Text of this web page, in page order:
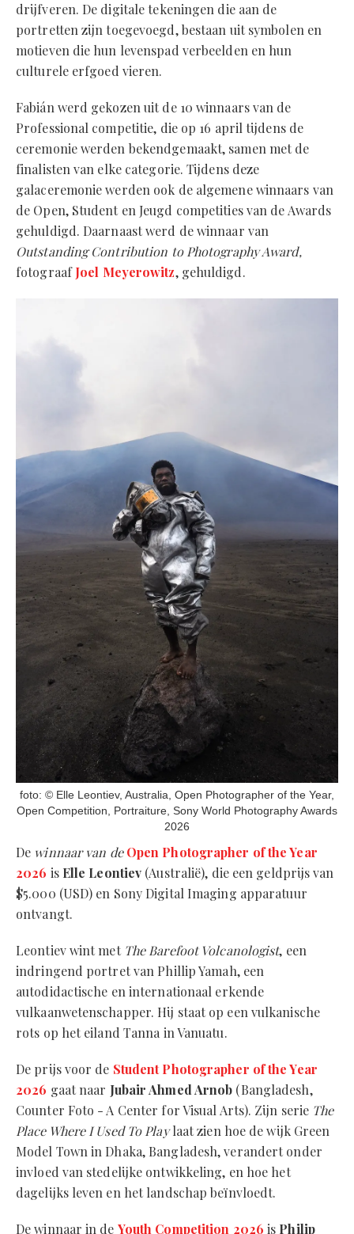
drijfveren. De digitale tekeningen die aan de
portretten zijn toegevoegd, bestaan uit symbolen en
motieven die hun levenspad verbeelden en hun
culturele erfgoed vieren.
Fabián werd gekozen uit de 10 winnaars van de
Professional competitie, die op 16 april tijdens de
ceremonie werden bekendgemaakt, samen met de
finalisten van elke categorie. Tijdens deze
galaceremonie werden ook de algemene winnaars van
de Open, Student en Jeugd competities van de Awards
gehuldigd. Daarnaast werd de winnaar van
Outstanding Contribution to Photography Award,
fotograafJoel Meyerowitz, gehuldigd.
foto: © Elle Leontiev, Australia, Open Photographer of the Year,
Open Competition, Portraiture, Sony World Photography Awards
2026
De winnaar van deOpen Photographer of the Year
2026 is Elle Leontiev (Australië), die een geldprijs van
$5.000 (USD) en Sony Digital Imaging apparatuur
ontvangt.
Leontiev wint met The Barefoot Volcanologist, een
indringend portret van Phillip Yamah, een
autodidactische en internationaal erkende
vulkaanwetenschapper. Hij staat op een vulkanische
rots op het eiland Tanna in Vanuatu.
De prijs voor de Student Photographer of the Year
2026 gaat naar Jubair Ahmed Arnob (Bangladesh,
Counter Foto - A Center for Visual Arts). Zijn serie The
Place Where I Used To Playlaat zien hoe de wijk Green
Model Town in Dhaka, Bangladesh, verandert onder
invloed van stedelijke ontwikkeling, en hoe het
dagelijks leven en het landschap beïnvloedt.
De winnaar in de Youth Competition 2026 is Philip